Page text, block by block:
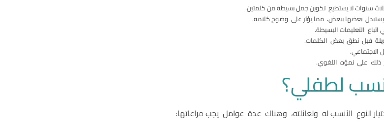
بعضها ببعض، مما يؤثر على وضوح كلامه.
التعليمات البسيطة.
قبل نطق بعض الكلمات.
الاجتماعي.
على نموّه اللغوي.
لطفلي؟
النوع الأنسب له ولعائلته، وهناك عدة عوامل يجب مراعاتها: